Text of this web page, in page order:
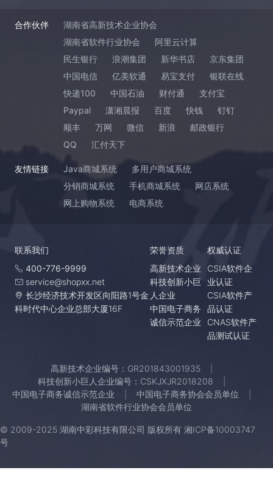
合作伙伴
湖南省高新技术企业协会
湖南省软件行业协会
阿里云计算
民生银行
浪潮集团 新华书店
京东集团
中国电信
亿美软通 易宝支付
银联在线
快递100
中国石油 财付通
支付宝
Paypal
潇湘晨报 百度 快钱
钉钉
顺丰
万网 微信 新浪
邮政银行
QQ
汇付天下
友情链接 Java商城系统
多用户商城系统
分销商城系统
手机商城系统
网店系统
网上购物系统
电商系统
联系我们
400-776-9999
service@shopxx.net
长沙经济技术开发区向阳路1号金
科时代中心企业总部大厦16F
荣誉资质
高新技术企业
科技创新小巨
人企业
中国电子商务
诚信示范企业
权威认证
CSIA软件企
业认证
CSIA软件产
品认证
CNAS软件产
品测试认证
高新技术企业编号：GR201843001935
科技创新小巨人企业编号：CSKJXJR2018208
中国电子商务诚信示范企业
中国电子商务协会会员单位
湖南省软件行业协会会员单位
© 2009-2025 湖南中彩科技有限公司 版权所有 湘ICP备10003747
号